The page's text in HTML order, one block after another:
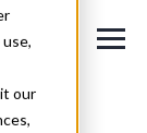
our